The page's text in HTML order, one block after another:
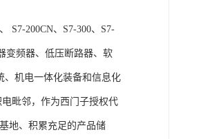
200CN、S7-300、S7-
变频器、低压断路器、软
、机电一体化装备和信息化
毗邻，作为西门子授权代
地、积累充足的产品储